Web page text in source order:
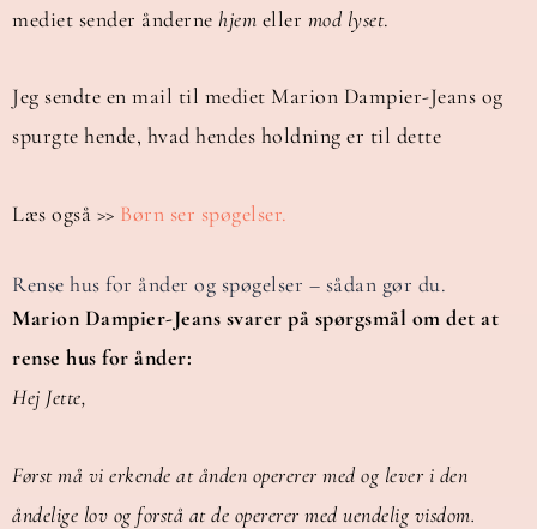
mediet sender ånderne hjem eller mod lyset.
Jeg sendte en mail til mediet Marion Dampier-Jeans og
spurgte hende, hvad hendes holdning er til dette
Læs også >> Børn ser spøgelser.
Rense hus for ånder og spøgelser – sådan gør du.
Marion Dampier-Jeans svarer på spørgsmål om det at
rense hus for ånder:
Hej Jette,
Først må vi erkende at ånden opererer med og lever i den
åndelige lov og forstå at de opererer med uendelig visdom.